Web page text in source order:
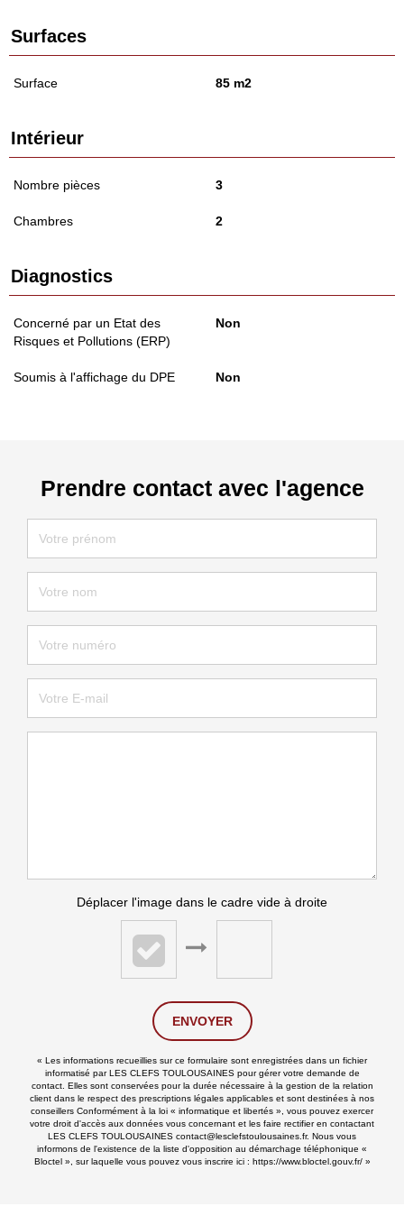
Surfaces
Surface 85 m2
Intérieur
Nombre pièces 3
Chambres 2
Diagnostics
Concerné par un Etat des
Risques et Pollutions (ERP)
Non
Soumis à l'affichage du DPE Non
Prendre contact avec l'agence
Déplacer l'image dans le cadre vide à droite
ENVOYER
« Les informations recueillies sur ce formulaire sont enregistrées dans un fichier
informatisé par LES CLEFS TOULOUSAINES pour gérer votre demande de
contact. Elles sont conservées pour la durée nécessaire à la gestion de la relation
client dans le respect des prescriptions légales applicables et sont destinées à nos
conseillers Conformément à la loi « informatique et libertés », vous pouvez exercer
votre droit d'accès aux données vous concernant et les faire rectifier en contactant
LES CLEFS TOULOUSAINES contact@lesclefstoulousaines.fr. Nous vous
informons de l'existence de la liste d'opposition au démarchage téléphonique «
Bloctel », sur laquelle vous pouvez vous inscrire ici : https://www.bloctel.gouv.fr/»